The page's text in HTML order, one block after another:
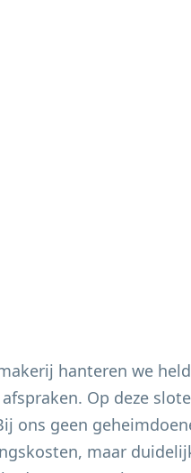
hanteren we
Op deze
ons geen
maar